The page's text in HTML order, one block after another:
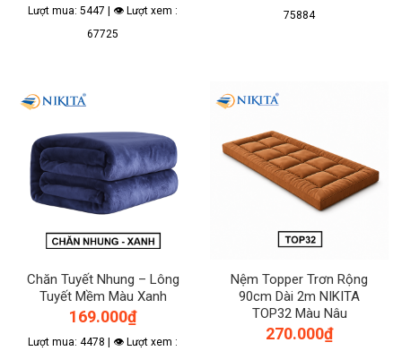
phẩm
Lượt mua: 5447 | 👁 Lượt xem :
67725
nhiều
biến
thể.
Các
tùy
có
được
chọn
trên
trang
75884
Chăn Tuyết Nhung – Lông
Tuyết Mềm Màu Xanh
169.000₫
Lượt mua: 4478 | 👁 Lượt xem :
Nệm Topper Trơn Rộng
90cm Dài 2m NIKITA
TOP32 Màu Nâu
270.000₫